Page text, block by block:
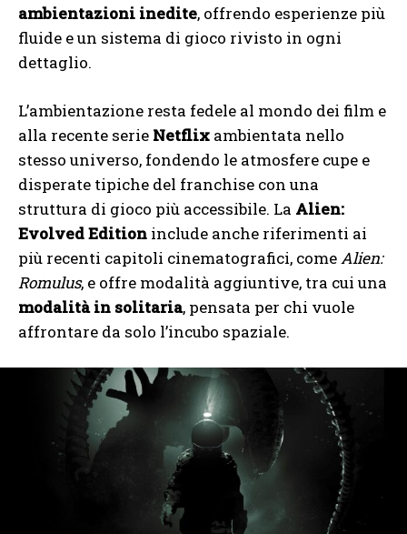
ambientazioni inedite, offrendo esperienze più
fluide e un sistema di gioco rivisto in ogni
dettaglio.
L’ambientazione resta fedele al mondo dei film e
alla recente serie Netflix ambientata nello
stesso universo, fondendo le atmosfere cupe e
disperate tipiche del franchise con una
struttura di gioco più accessibile. La Alien:
Evolved Edition include anche riferimenti ai
più recenti capitoli cinematografici, comeAlien:
Romulus, e offre modalità aggiuntive, tra cui una
modalità in solitaria, pensata per chi vuole
affrontare da solo l’incubo spaziale.